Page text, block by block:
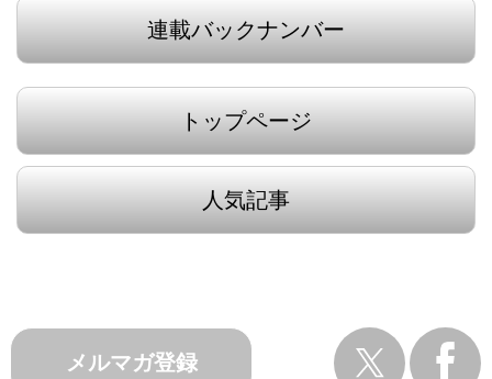
連載バックナンバー
トップページ
人気記事
メルマガ登録